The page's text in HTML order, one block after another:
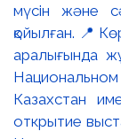
мүсін және
қойылған. 📍
аралығында
Казахстан
открытие